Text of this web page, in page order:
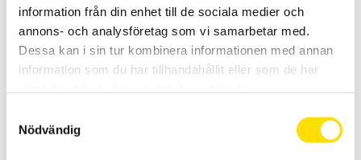
information från din enhet till de sociala medier och
annons- och analysföretag som vi samarbetar med.
Dessa kan i sin tur kombinera informationen med annan
information som du har tillhandahållit eller som de har
Nödvändig
Biometrics myometer